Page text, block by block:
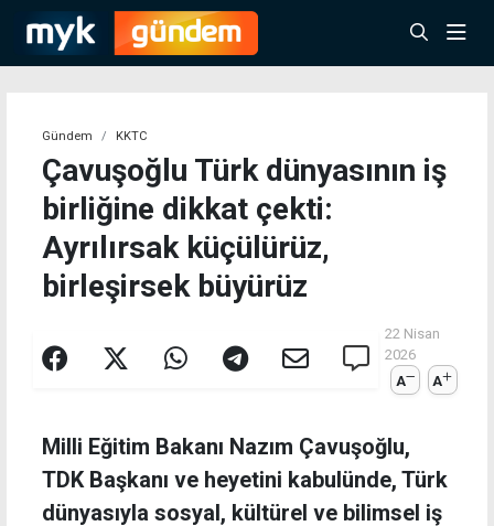
Gündem KKTC
Çavuşoğlu Türk dünyasının iş
birliğine dikkat çekti:
Ayrılırsak küçülürüz,
birleşirsek büyürüz
22 Nisan
2026
A
A
Milli Eğitim Bakanı Nazım Çavuşoğlu,
TDK Başkanı ve heyetini kabulünde, Türk
dünyasıyla sosyal, kültürel ve bilimsel iş